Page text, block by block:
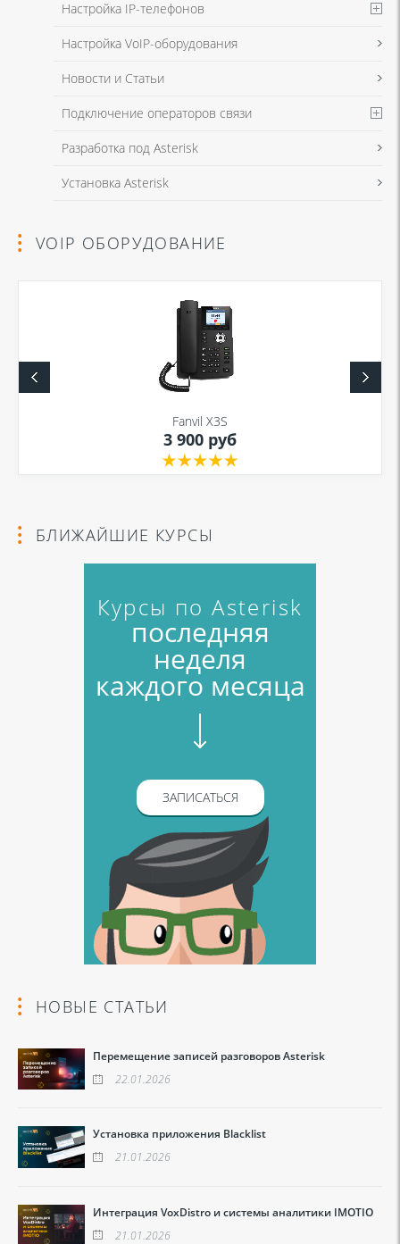
Настройка IP-телефонов
Настройка VoIP-оборудования
Новости и Статьи
Подключение операторов связи
Разработка под Asterisk
Установка Asterisk
VOIP ОБОРУДОВАНИЕ
Fanvil X3S
3 900 руб
БЛИЖАЙШИЕ КУРСЫ
Курсы по Asterisk
последняя
неделя
каждого месяца
ЗАПИСАТЬСЯ
НОВЫЕ СТАТЬИ
Перемещение записей разговоров Asterisk
22.01.2026
Установка приложения Blacklist
21.01.2026
Интеграция VoxDistro и системы аналитики IMOTIO
21.01.2026